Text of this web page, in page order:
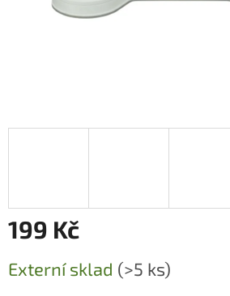
199 Kč
cena:
Externí sklad (>5 ks)